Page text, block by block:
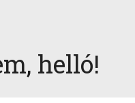
helló!